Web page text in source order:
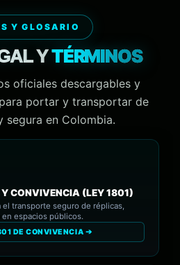
Y GLOSARIO
YTÉRMINOS
oficiales descargables y
portar y transportar de
segura en Colombia.
CONVIVENCIA (LEY 1801)
el transporte seguro de réplicas,
espacios públicos.
DE CONVIVENCIA ➔